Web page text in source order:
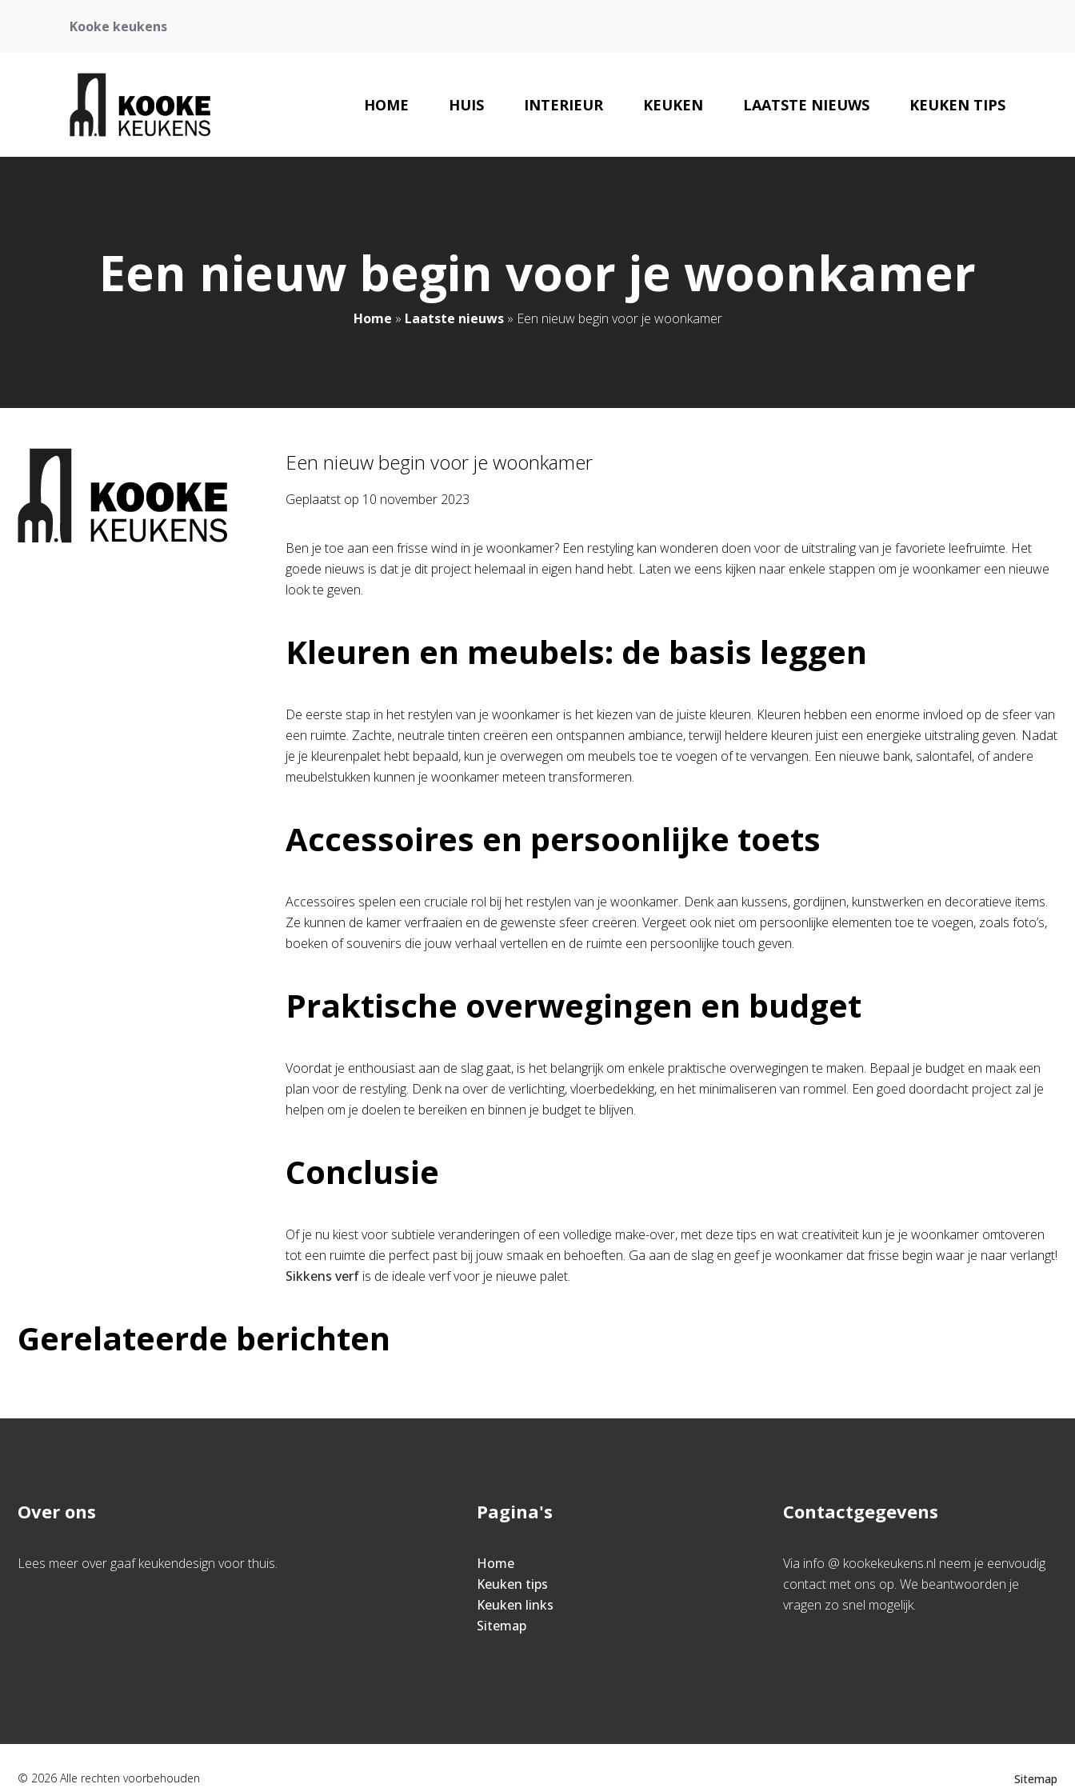
Kooke keukens
HOME HUIS INTERIEUR KEUKEN LAATSTE NIEUWS KEUKEN TIPS
Een nieuw begin voor je woonkamer
Home » Laatste nieuws» Een nieuw begin voor je woonkamer
Een nieuw begin voor je woonkamer
Geplaatst op 10 november 2023
Ben je toe aan een frisse wind in je woonkamer? Een restyling kan wonderen doen voor de uitstraling van je favoriete leefruimte. Het
goede nieuws is dat je dit project helemaal in eigen hand hebt. Laten we eens kijken naar enkele stappen om je woonkamer een nieuwe
look te geven.
Kleuren en meubels: de basis leggen
De eerste stap in het restylen van je woonkamer is het kiezen van de juiste kleuren. Kleuren hebben een enorme invloed op de sfeer van
een ruimte. Zachte, neutrale tinten creëren een ontspannen ambiance, terwijl heldere kleuren juist een energieke uitstraling geven. Nadat
je je kleurenpalet hebt bepaald, kun je overwegen om meubels toe te voegen of te vervangen. Een nieuwe bank, salontafel, of andere
meubelstukken kunnen je woonkamer meteen transformeren.
Accessoires en persoonlijke toets
Accessoires spelen een cruciale rol bij het restylen van je woonkamer. Denk aan kussens, gordijnen, kunstwerken en decoratieve items.
Ze kunnen de kamer verfraaien en de gewenste sfeer creëren. Vergeet ook niet om persoonlijke elementen toe te voegen, zoals foto’s,
boeken of souvenirs die jouw verhaal vertellen en de ruimte een persoonlijke touch geven.
Praktische overwegingen en budget
Voordat je enthousiast aan de slag gaat, is het belangrijk om enkele praktische overwegingen te maken. Bepaal je budget en maak een
plan voor de restyling. Denk na over de verlichting, vloerbedekking, en het minimaliseren van rommel. Een goed doordacht project zal je
helpen om je doelen te bereiken en binnen je budget te blijven.
Conclusie
Of je nu kiest voor subtiele veranderingen of een volledige make-over, met deze tips en wat creativiteit kun je je woonkamer omtoveren
tot een ruimte die perfect past bij jouw smaak en behoeften. Ga aan de slag en geef je woonkamer dat frisse begin waar je naar verlangt!
Sikkens verf is de ideale verf voor je nieuwe palet.
Gerelateerde berichten
Over ons
Lees meer over gaaf keukendesign voor thuis.
Pagina's
Home
Keuken tips
Keuken links
Sitemap
Contactgegevens
Via info @ kookekeukens.nl neem je eenvoudig
contact met ons op. We beantwoorden je
vragen zo snel mogelijk.
© 2026 Alle rechten voorbehouden Sitemap